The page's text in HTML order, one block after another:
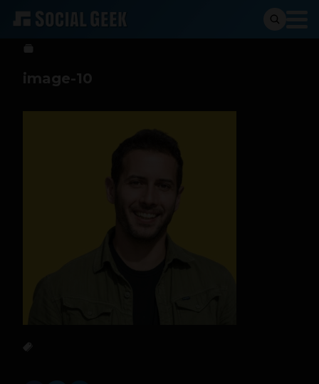
Sergio Ramos 23 de mayo de 2023
image-10